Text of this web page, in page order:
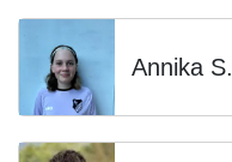
Annika S.